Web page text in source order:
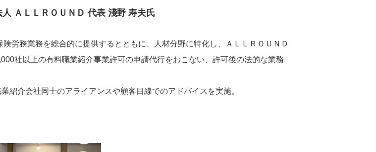
ＡＬＬＲＯＵＮＤ 代表 淺野 寿夫氏
労務業務を総合的に提供するとともに、人材分野に特化し、ＡＬＬＲＯＵＮＤ
社以上の有料職業紹介事業許可の申請代行をおこない、許可後の法的な業務
紹介会社同士のアライアンスや顧客目線でのアドバイスを実施。